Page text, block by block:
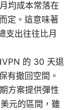
均成本常落在
定。這意味著
支出往往比月
的 30 天退
有撤回空間。
方案提供彈性
元的區間，雖